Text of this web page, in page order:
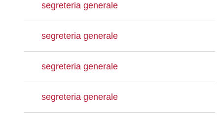
segreteria generale
segreteria generale
segreteria generale
segreteria generale